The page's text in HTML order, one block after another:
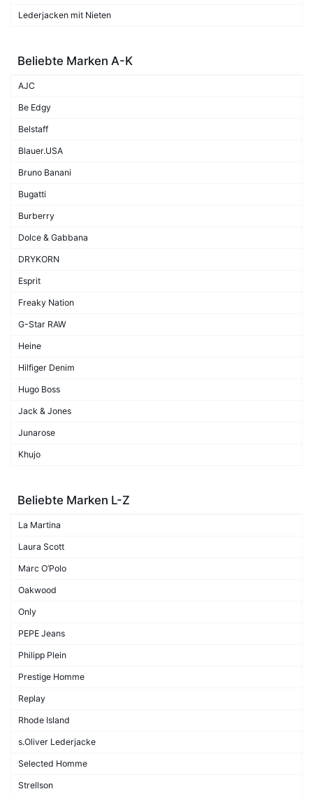
Lederjacken mit Nieten
Beliebte Marken A-K
AJC
Be Edgy
Belstaff
Blauer.USA
Bruno Banani
Bugatti
Burberry
Dolce & Gabbana
DRYKORN
Esprit
Freaky Nation
G-Star RAW
Heine
Hilfiger Denim
Hugo Boss
Jack & Jones
Junarose
Khujo
Beliebte Marken L-Z
La Martina
Laura Scott
Marc O’Polo
Oakwood
Only
PEPE Jeans
Philipp Plein
Prestige Homme
Replay
Rhode Island
s.Oliver Lederjacke
Selected Homme
Strellson